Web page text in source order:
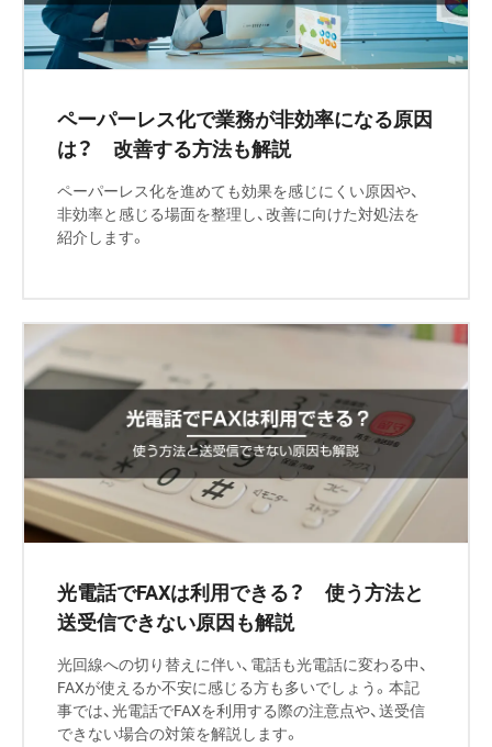
ペーパーレス化で業務が非効率になる原因
は？ 改善する方法も解説
ペーパーレス化を進めても効果を感じにくい原因や、
非効率と感じる場面を整理し、改善に向けた対処法を
紹介します。
光電話でFAXは利用できる？ 使う方法と
送受信できない原因も解説
光回線への切り替えに伴い、電話も光電話に変わる中、
FAXが使えるか不安に感じる方も多いでしょう。本記
事では、光電話でFAXを利用する際の注意点や、送受信
できない場合の対策を解説します。